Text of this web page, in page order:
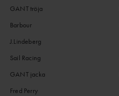
GANT tröja
Barbour
J.Lindeberg
Sail Racing
GANT jacka
Fred Perry